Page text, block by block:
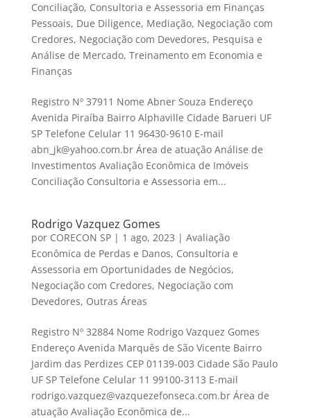
Conciliação, Consultoria e Assessoria em Finanças
Pessoais, Due Diligence, Mediação, Negociação com
Credores, Negociação com Devedores, Pesquisa e
Análise de Mercado, Treinamento em Economia e
Finanças
Registro Nº 37911 Nome Abner Souza Endereço
Avenida Piraíba Bairro Alphaville Cidade Barueri UF
SP Telefone Celular 11 96430-9610 E-mail
abn_jk@yahoo.com.br Área de atuação Análise de
Investimentos Avaliação Econômica de Imóveis
Conciliação Consultoria e Assessoria em...
Rodrigo Vazquez Gomes
por CORECON SP| 1 ago, 2023 | Avaliação
Econômica de Perdas e Danos, Consultoria e
Assessoria em Oportunidades de Negócios,
Negociação com Credores, Negociação com
Devedores, Outras Áreas
Registro Nº 32884 Nome Rodrigo Vazquez Gomes
Endereço Avenida Marquês de São Vicente Bairro
Jardim das Perdizes CEP 01139-003 Cidade São Paulo
UF SP Telefone Celular 11 99100-3113 E-mail
rodrigo.vazquez@vazquezefonseca.com.br Área de
atuação Avaliação Econômica de...